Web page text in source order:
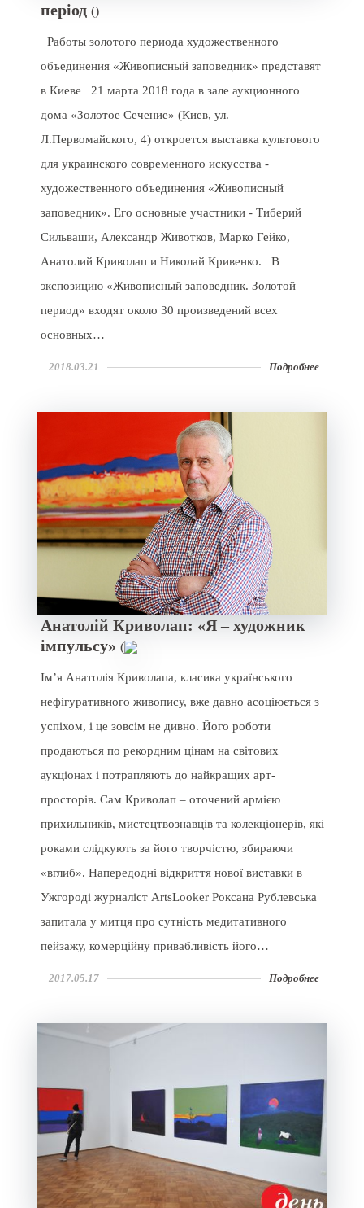
період ()
Работы золотого периода художественного
объединения «Живописный заповедник» представят
в Киеве 21 марта 2018 года в зале аукционного
дома «Золотое Сечение» (Киев, ул.
Л.Первомайского, 4) откроется выставка культового
для украинского современного искусства -
художественного объединения «Живописный
заповедник». Его основные участники - Тиберий
Сильваши, Александр Животков, Марко Гейко,
Анатолий Криволап и Николай Кривенко. В
экспозицию «Живописный заповедник. Золотой
период» входят около 30 произведений всех
основных…
2018.03.21 Подробнее
Анатолій Криволап: «Я – художник
імпульсу» (
Ім’я Анатолія Криволапа, класика українського
нефігуративного живопису, вже давно асоціюється з
успіхом, і це зовсім не дивно. Його роботи
продаються по рекордним цінам на світових
аукціонах і потрапляють до найкращих арт-
просторів. Сам Криволап – оточений армією
прихильників, мистецтвознавців та колекціонерів, які
роками слідкують за його творчістю, збираючи
«вглиб». Напередодні відкриття нової виставки в
Ужгороді журналіст ArtsLooker Роксана Рублевська
запитала у митця про сутність медитативного
пейзажу, комерційну привабливість його…
2017.05.17 Подробнее